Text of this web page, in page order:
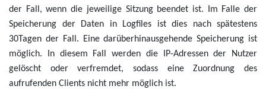
der Fall, wenn die jeweilige Sitzung beendet ist. Im Falle der
Speicherung der Daten in Logfiles ist dies nach spätestens
30Tagen der Fall. Eine darüberhinausgehende Speicherung ist
möglich. In diesem Fall werden die IP-Adressen der Nutzer
gelöscht oder verfremdet, sodass eine Zuordnung des
aufrufenden Clients nicht mehr möglich ist.